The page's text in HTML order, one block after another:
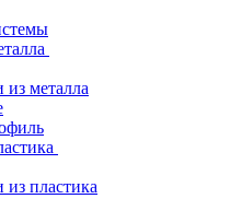
из металла
из пластика